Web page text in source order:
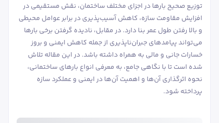
توزیع صحیح بارها در اجزای مختلف ساختمان، نقش مستقیمی در
افزایش مقاومت سازه، کاهش آسیب‌پذیری در برابر عوامل محیطی
و بالا رفتن طول عمر بنا دارد. در مقابل، نادیده گرفتن برخی بارها
می‌تواند پیامدهای جبران‌ناپذیری از جمله کاهش ایمنی و بروز
خسارات جانی و مالی به همراه داشته باشد. در این مقاله تلاش
شده است تا با نگاهی جامع، به معرفی انواع بارهای ساختمانی،
نحوه اثرگذاری آن‌ها و اهمیت آن‌ها در ایمنی و عملکرد سازه
پرداخته شود.